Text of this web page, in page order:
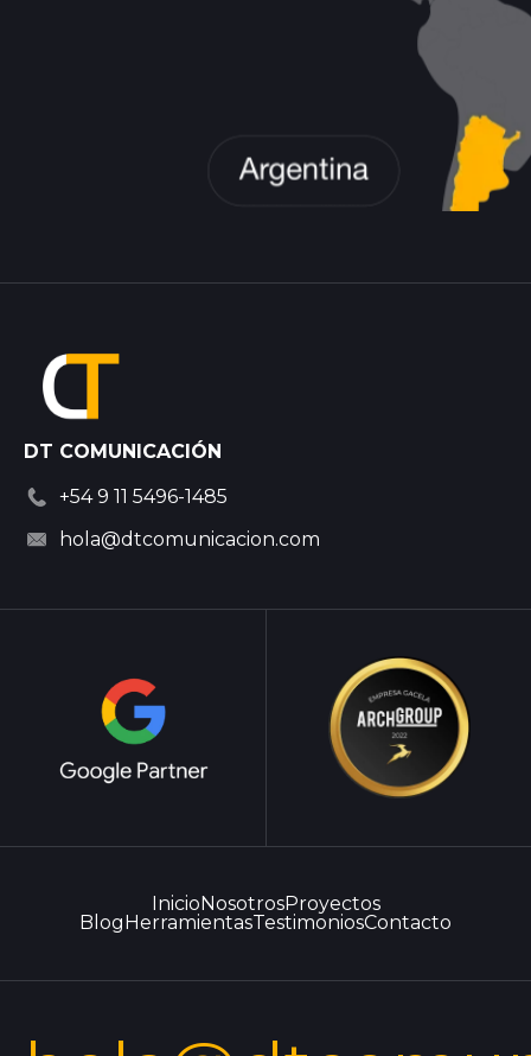
DT COMUNICACIÓN
+54 9 11 5496-1485
hola@dtcomunicacion.com
InicioNosotrosProyectos
BlogHerramientasTestimoniosContacto